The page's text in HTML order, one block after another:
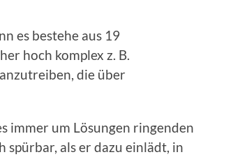
es bestehe aus 19
hoch komplex z. B.
die über
immer um Lösungen ringenden
spürbar, als er dazu einlädt, in